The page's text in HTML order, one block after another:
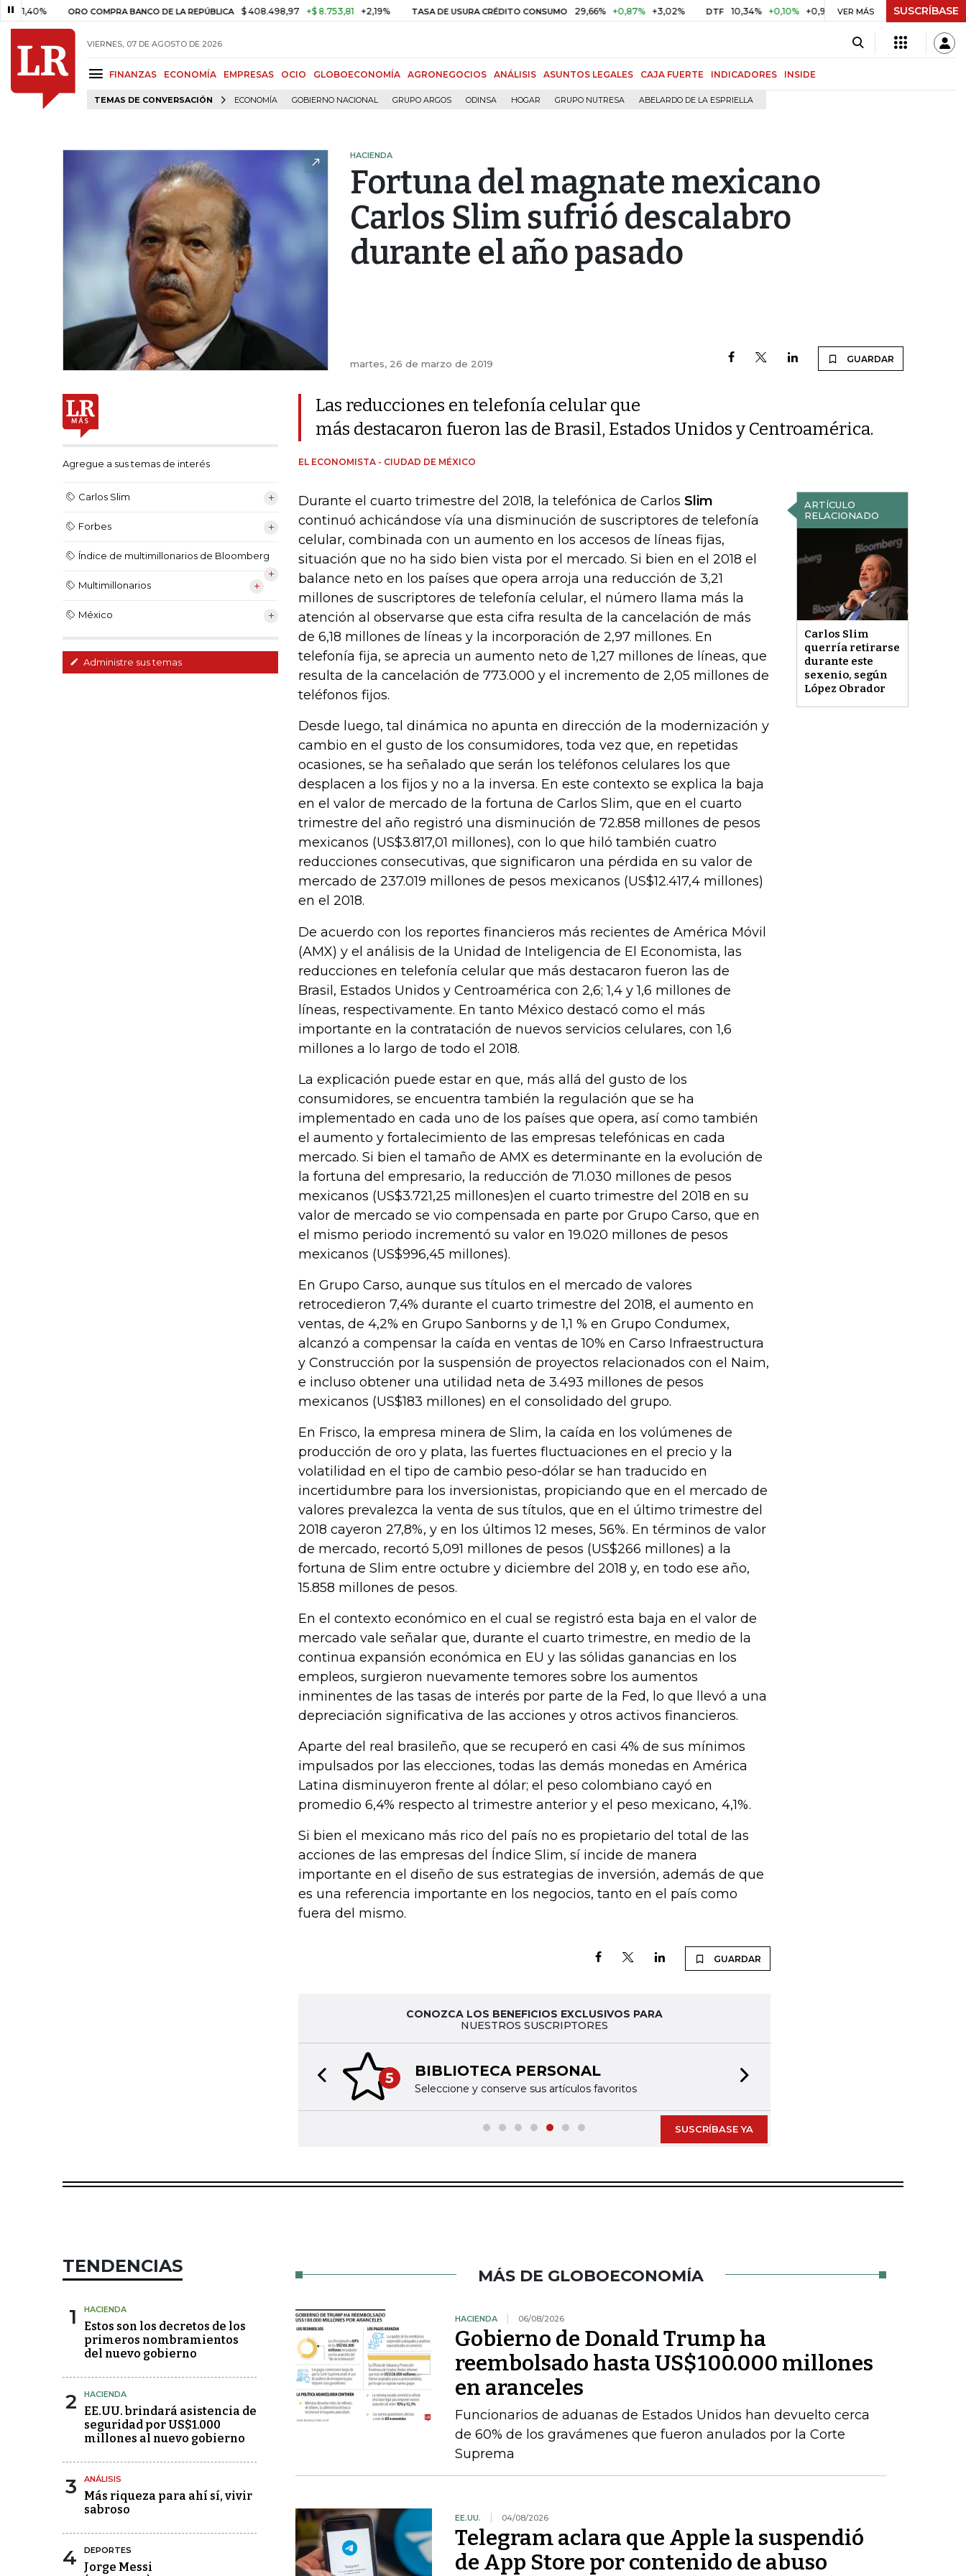
ORO COMPRA BANCO DE LA REPÚBLICA $ 408.498,97 +$ 8.753,81 +2,19% TASA DE USURA CRÉDITO CONSUMO 29,66% +0,87% +3,02% DTF 10,34% +0,10% +0,98% UVR $ 416,96 +$ 0,05 +0,01%
VER MÁS SUSCRÍBASE
VIERNES, 07 DE AGOSTO DE 2026
FINANZAS ECONOMÍA EMPRESAS OCIO GLOBOECONOMÍA AGRONEGOCIOS ANÁLISIS ASUNTOS LEGALES CAJA FUERTE INDICADORES INSIDE
TEMAS DE CONVERSACIÓN ECONOMÍA GOBIERNO NACIONAL GRUPO ARGOS ODINSA HOGAR GRUPO NUTRESA ABELARDO DE LA ESPRIELLA
HACIENDA
Fortuna del magnate mexicano
Carlos Slim sufrió descalabro
durante el año pasado
martes, 26 de marzo de 2019 GUARDAR
Agregue a sus temas de interés
Carlos Slim
Forbes
Índice de multimillonarios de Bloomberg
Multimillonarios
México
Administre sus temas
Las reducciones en telefonía celular que
más destacaron fueron las de Brasil, Estados Unidos y Centroamérica.
EL ECONOMISTA - CIUDAD DE MÉXICO
ARTÍCULO
RELACIONADO
Carlos Slim
querría retirarse
durante este
sexenio, según
López Obrador
Durante el cuarto trimestre del 2018, la telefónica de Carlos Slim
continuó achicándose vía una disminución de suscriptores de telefonía
celular, combinada con un aumento en los accesos de líneas fijas,
situación que no ha sido bien vista por el mercado. Si bien en el 2018 el
balance neto en los países que opera arroja una reducción de 3,21
millones de suscriptores de telefonía celular, el número llama más la
atención al observarse que esta cifra resulta de la cancelación de más
de 6,18 millones de líneas y la incorporación de 2,97 millones. En
telefonía fija, se aprecia un aumento neto de 1,27 millones de líneas, que
resulta de la cancelación de 773.000 y el incremento de 2,05 millones de
teléfonos fijos.
Desde luego, tal dinámica no apunta en dirección de la modernización y
cambio en el gusto de los consumidores, toda vez que, en repetidas
ocasiones, se ha señalado que serán los teléfonos celulares los que
desplacen a los fijos y no a la inversa. En este contexto se explica la baja
en el valor de mercado de la fortuna de Carlos Slim, que en el cuarto
trimestre del año registró una disminución de 72.858 millones de pesos
mexicanos (US$3.817,01 millones), con lo que hiló también cuatro
reducciones consecutivas, que significaron una pérdida en su valor de
mercado de 237.019 millones de pesos mexicanos (US$12.417,4 millones)
en el 2018.
De acuerdo con los reportes financieros más recientes de América Móvil
(AMX) y el análisis de la Unidad de Inteligencia de El Economista, las
reducciones en telefonía celular que más destacaron fueron las de
Brasil, Estados Unidos y Centroamérica con 2,6; 1,4 y 1,6 millones de
líneas, respectivamente. En tanto México destacó como el más
importante en la contratación de nuevos servicios celulares, con 1,6
millones a lo largo de todo el 2018.
La explicación puede estar en que, más allá del gusto de los
consumidores, se encuentra también la regulación que se ha
implementado en cada uno de los países que opera, así como también
el aumento y fortalecimiento de las empresas telefónicas en cada
mercado. Si bien el tamaño de AMX es determinante en la evolución de
la fortuna del empresario, la reducción de 71.030 millones de pesos
mexicanos (US$3.721,25 millones)en el cuarto trimestre del 2018 en su
valor de mercado se vio compensada en parte por Grupo Carso, que en
el mismo periodo incrementó su valor en 19.020 millones de pesos
mexicanos (US$996,45 millones).
En Grupo Carso, aunque sus títulos en el mercado de valores
retrocedieron 7,4% durante el cuarto trimestre del 2018, el aumento en
ventas, de 4,2% en Grupo Sanborns y de 1,1 % en Grupo Condumex,
alcanzó a compensar la caída en ventas de 10% en Carso Infraestructura
y Construcción por la suspensión de proyectos relacionados con el Naim,
e incluso obtener una utilidad neta de 3.493 millones de pesos
mexicanos (US$183 millones) en el consolidado del grupo.
En Frisco, la empresa minera de Slim, la caída en los volúmenes de
producción de oro y plata, las fuertes fluctuaciones en el precio y la
volatilidad en el tipo de cambio peso-dólar se han traducido en
incertidumbre para los inversionistas, propiciando que en el mercado de
valores prevalezca la venta de sus títulos, que en el último trimestre del
2018 cayeron 27,8%, y en los últimos 12 meses, 56%. En términos de valor
de mercado, recortó 5,091 millones de pesos (US$266 millones) a la
fortuna de Slim entre octubre y diciembre del 2018 y, en todo ese año,
15.858 millones de pesos.
En el contexto económico en el cual se registró esta baja en el valor de
mercado vale señalar que, durante el cuarto trimestre, en medio de la
continua expansión económica en EU y las sólidas ganancias en los
empleos, surgieron nuevamente temores sobre los aumentos
inminentes de las tasas de interés por parte de la Fed, lo que llevó a una
depreciación significativa de las acciones y otros activos financieros.
Aparte del real brasileño, que se recuperó en casi 4% de sus mínimos
impulsados por las elecciones, todas las demás monedas en América
Latina disminuyeron frente al dólar; el peso colombiano cayó en
promedio 6,4% respecto al trimestre anterior y el peso mexicano, 4,1%.
Si bien el mexicano más rico del país no es propietario del total de las
acciones de las empresas del Índice Slim, sí incide de manera
importante en el diseño de sus estrategias de inversión, además de que
es una referencia importante en los negocios, tanto en el país como
fuera del mismo.
GUARDAR
CONOZCA LOS BENEFICIOS EXCLUSIVOS PARA
NUESTROS SUSCRIPTORES
5 BIBLIOTECA PERSONAL
Seleccione y conserve sus artículos favoritos
Previous slide
SUSCRÍBASE YA
TENDENCIAS
1 HACIENDA
Estos son los decretos de los
primeros nombramientos
del nuevo gobierno
2 HACIENDA
EE.UU. brindará asistencia de
seguridad por US$1.000
millones al nuevo gobierno
3 ANÁLISIS
Más riqueza para ahí sí, vivir
sabroso
4 DEPORTES
Jorge Messi
MÁS DE GLOBOECONOMÍA
HACIENDA 06/08/2026
Gobierno de Donald Trump ha
reembolsado hasta US$100.000 millones
en aranceles
Funcionarios de aduanas de Estados Unidos han devuelto cerca
de 60% de los gravámenes que fueron anulados por la Corte
Suprema
EE.UU. 04/08/2026
Telegram aclara que Apple la suspendió
de App Store por contenido de abuso